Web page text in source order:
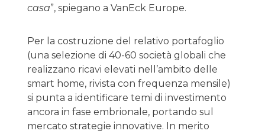
casa”, spiegano a VanEck Europe.
Per la costruzione del relativo portafoglio
(una selezione di 40-60 società globali che
realizzano ricavi elevati nell’ambito delle
smart home, rivista con frequenza mensile)
si punta a identificare temi di investimento
ancora in fase embrionale, portando sul
mercato strategie innovative. In merito